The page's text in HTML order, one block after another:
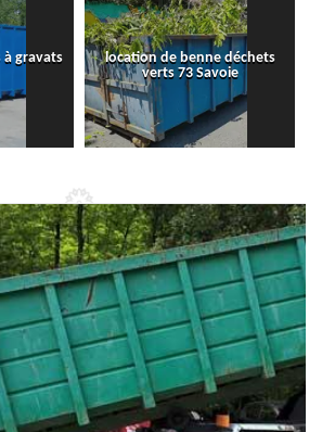
à gravats
location de benne déchets
verts 73 Savoie